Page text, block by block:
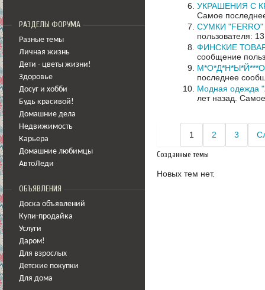
РАЗДЕЛЫ ФОРУМА
Разные темы
Личная жизнь
Дети - цветы жизни!
Здоровье
Досуг и хобби
Будь красивой!
Домашние дела
Недвижимость
Карьера
Домашние любимцы
АвтоЛеди
ОБЪЯВЛЕНИЯ
Доска объявлений
Купи-продайка
Услуги
Даром!
Для взрослых
Детские покупки
Для дома
УКРАШЕНИЯ С
Самое
СУМКИ "FERRO"
пользователя:
ФИНСКИЕ
сообщение
последнее
Модная одежда
лет назад.
1 2 3
Созданные темы
Новых тем нет.